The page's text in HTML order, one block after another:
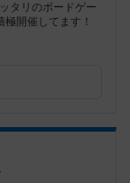
タリのボードゲー
開催してます！